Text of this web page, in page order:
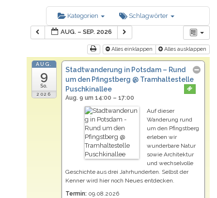
Kategorien Schlagwörter
AUG. – SEP. 2026
Alles einklappen Alles ausklappen
AUG.
9
So.
2026
Stadtwanderung in Potsdam – Rund
um den Pfingstberg @ Tramhaltestelle
Puschkinallee
Aug. 9 um 14:00 – 17:00
Auf dieser
Wanderung rund
um den Pfingstberg
erleben wir
wunderbare Natur
sowie Architektur
und wechselvolle
Geschichte aus drei Jahrhunderten. Selbst der
Kenner wird hier noch Neues entdecken.
Termin: 09.08.2026